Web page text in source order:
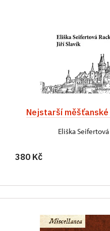
Nejstarší měšťanské
Eliška
380 Kč